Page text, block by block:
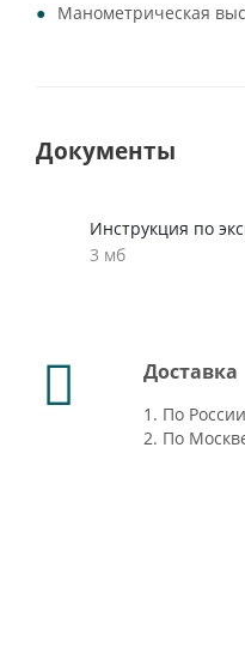
Манометрическая
Документы
Инструкция по
3 мб
Доставка
1. По
2. По